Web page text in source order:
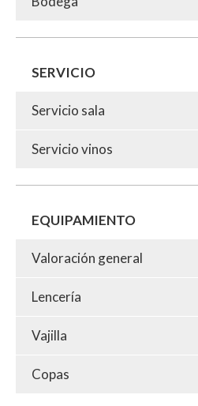
SERVICIO
Servicio sala
Servicio vinos
EQUIPAMIENTO
Valoración general
Lencería
Vajilla
Copas